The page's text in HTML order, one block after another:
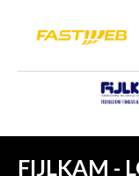
FIJLKAM -